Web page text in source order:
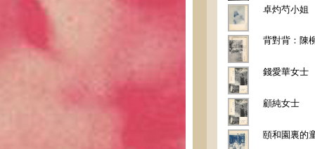
卓灼芍小姐
背對背：陳
錢愛華女士
顧純女士
頤和園裏的